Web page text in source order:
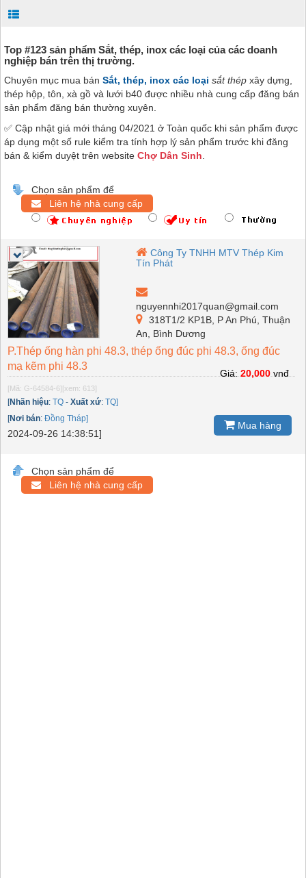
Top #123 sản phẩm Sắt, thép, inox các loại của các doanh
nghiệp bán trên thị trường.
Chuyên mục mua bán Sắt, thép, inox các loại sắt thép xây dựng,
thép hộp, tôn, xà gồ và lưới b40 được nhiều nhà cung cấp đăng bán
sản phẩm đăng bán thường xuyên.
✅ Cập nhật giá mới tháng 04/2021 ở Toàn quốc khi sản phẩm được
áp dụng một số rule kiểm tra tính hợp lý sản phẩm trước khi đăng
bán & kiểm duyệt trên website Chợ Dân Sinh.
Chọn sản phẩm để
Liên hệ nhà cung cấp
Công Ty TNHH MTV Thép Kim
Tín Phát
nguyennhi2017quan@gmail.com
318T1/2 KP1B, P An Phú, Thuận
An, Bình Dương
P.Thép ống hàn phi 48.3, thép ống đúc phi 48.3, ống đúc
mạ kẽm phi 48.3
[Mã: G-64584-6] [xem: 613]
[Nhãn hiệu: TQ - Xuất xứ: TQ]
[Nơi bán: Đồng Tháp]
2024-09-26 14:38:51]
Giá:20,000vnđ
Mua hàng
Chọn sản phẩm để
Liên hệ nhà cung cấp